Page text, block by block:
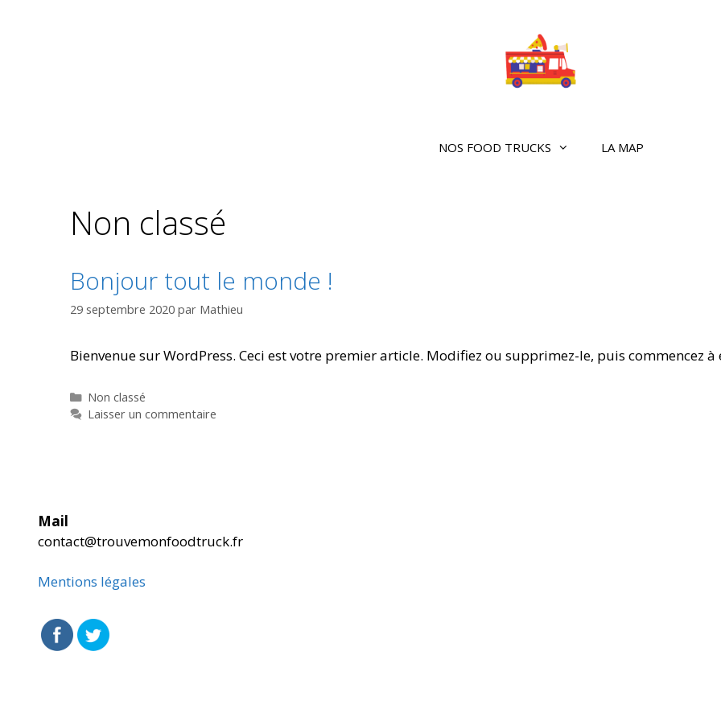
NOS FOOD TRUCKS LA MAP
Non classé
Bonjour tout le monde !
29 septembre 2020 par Mathieu
Bienvenue sur WordPress. Ceci est votre premier article. Modifiez ou supprimez-le, puis commencez à
Catégories
Non classé
Laisser un commentaire
Mail
contact@trouvemonfoodtruck.fr
Mentions légales